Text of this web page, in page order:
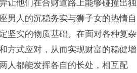
让他们在合财道路上能够碰撞出独
男人的沉稳务实与狮子女的热情自
坚实的物质基础。在面对各种复杂
方式应对，从而实现财富的稳健增
人都能发挥各自的长处，相互配